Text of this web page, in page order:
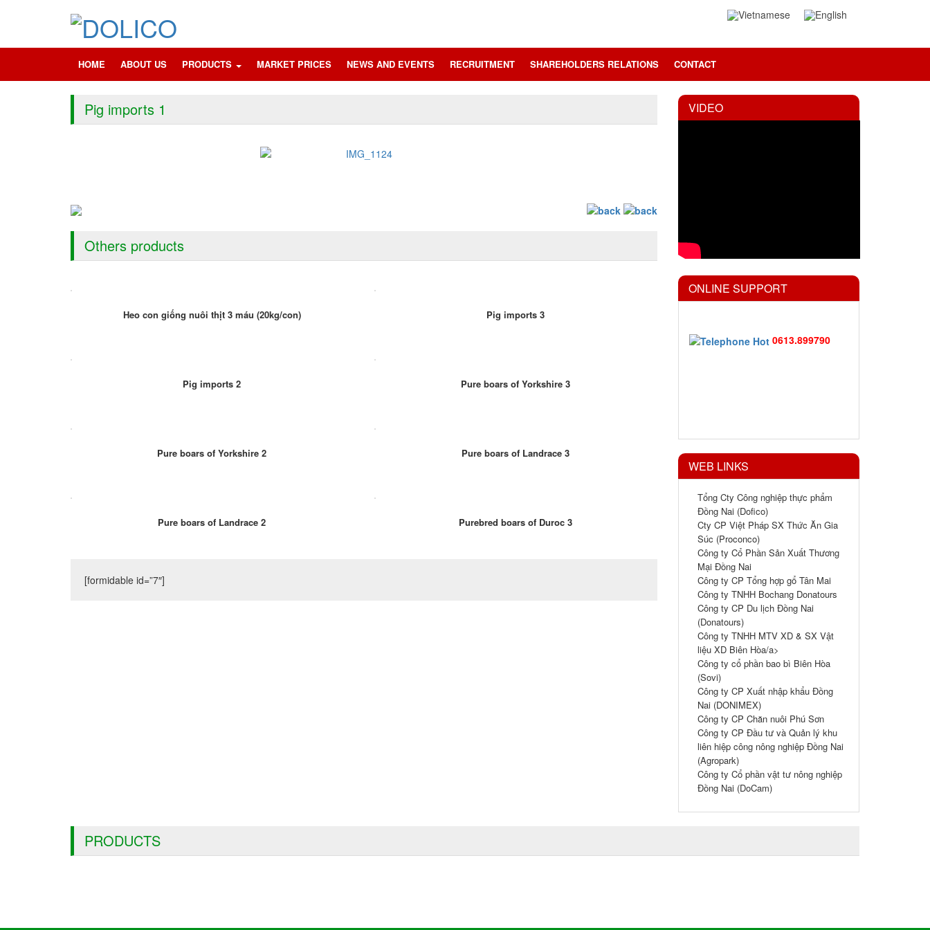
HOME ABOUT US PRODUCTS MARKET PRICES NEWS AND EVENTS RECRUITMENT SHAREHOLDERS RELATIONS CONTACT
Pig imports 1
Others products
Heo con giống nuôi thịt 3 máu (20kg/con) Pig imports 3
Pig imports 2 Pure boars of Yorkshire 3
Pure boars of Yorkshire 2 Pure boars of Landrace 3
Pure boars of Landrace 2 Purebred boars of Duroc 3
[formidable id=”7″]
VIDEO
ONLINE SUPPORT
0613.899790
WEB LINKS
Tổng Cty Công nghiệp thực phẩm
Đồng Nai (Dofico)
Cty CP Việt Pháp SX Thức Ăn Gia
Súc (Proconco)
Công ty Cổ Phần Sản Xuất Thương
Mại Đồng Nai
Công ty CP Tổng hợp gổ Tân Mai
Công ty TNHH Bochang Donatours
Công ty CP Du lịch Đồng Nai
(Donatours)
Công ty TNHH MTV XD & SX Vật
liệu XD Biên Hòa/a>
Công ty cổ phần bao bì Biên Hòa
(Sovi)
Công ty CP Xuất nhập khẩu Đồng
Nai (DONIMEX)
Công ty CP Chăn nuôi Phú Sơn
Công ty CP Đầu tư và Quản lý khu
liên hiệp công nông nghiệp Đồng Nai
(Agropark)
Công ty Cổ phần vật tư nông nghiệp
Đồng Nai (DoCam)
PRODUCTS